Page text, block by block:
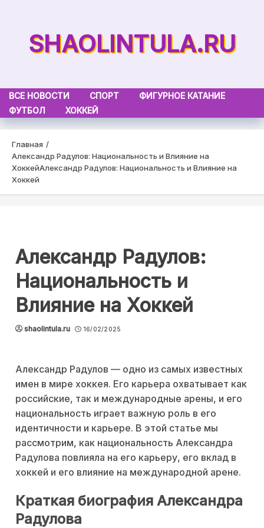
contentSHAOLINTULA.RU
ВСЕ НОВОСТИ СПОРТ
ФИГУРНОЕ КАТАНИЕ
ФУТБОЛ
ХОККЕЙ
Главная
Александр Радулов: Национальность и Влияние на
ХоккейАлександр Радулов: Национальность и Влияние на
Хоккей
Александр Радулов:
Национальность и
Влияние на Хоккей
shaolintula.ru 16/02/2025
Александр Радулов — одно из самых известных
имен в мире хоккея. Его карьера охватывает как
российские, так и международные арены, и его
национальность играет важную роль в его
идентичности и карьере. В этой статье мы
рассмотрим, как национальность Александра
Радулова повлияла на его карьеру, его вклад в
хоккей и его влияние на международной арене.
Краткая биография Александра
Радулова